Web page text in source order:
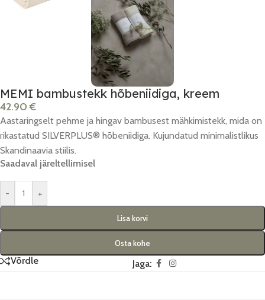
MEMI bambustekk hõbeniidiga, kreem
42.90€
Aastaringselt pehme ja hingav bambusest mähkimistekk, mida on
rikastatud SILVERPLUS® hõbeniidiga. Kujundatud minimalistlikus
Skandinaavia stiilis.
Saadaval järeltellimisel
- +
Lisa korvi
Osta kohe
Võrdle Jaga: